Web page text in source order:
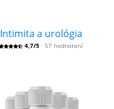
Intimita a urológia
4,7/5 · 57 hodnotení